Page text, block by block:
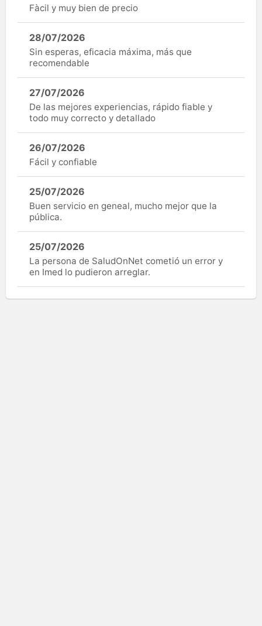
Fàcil y muy bien de precio
28/07/2026
Sin esperas, eficacia máxima, más que
recomendable
27/07/2026
De las mejores experiencias, rápido fiable y
todo muy correcto y detallado
26/07/2026
Fácil y confiable
25/07/2026
Buen servicio en geneal, mucho mejor que la
pública.
25/07/2026
La persona de SaludOnNet cometió un error y
en Imed lo pudieron arreglar.